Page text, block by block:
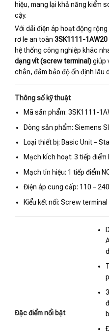
hiệu, mang lại khả năng kiểm
cậy.
Với dải điện áp hoạt động
rơ le an toàn 3SK1111-1AW20
hệ thống công nghiệp khác
dạng vít (screw terminal)giúp
chắn, đảm bảo độ ổn định lâu
Thông số kỹ thuật
Mã sản phẩm: 3SK1111-
Dòng sản phẩm: Siemens
Loại thiết bị: Basic Unit –
Mạch kích hoạt: 3 tiếp điểm
Mạch tín hiệu: 1 tiếp điểm
Điện áp cung cấp: 110 –
Kiểu kết nối: Screw
Đặc điểm nổi bật